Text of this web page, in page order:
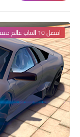
افضل 10 العاب عالم متفوح لا تحتاج انترنت